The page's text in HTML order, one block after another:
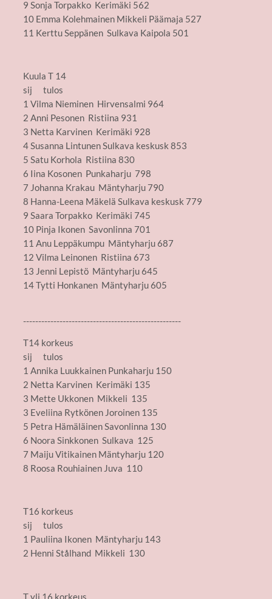
9 Sonja Torpakko Kerimäki 562
10 Emma Kolehmainen Mikkeli Päämaja 527
11 Kerttu Seppänen Sulkava Kaipola 501
Kuula T 14
sij tulos
1 Vilma Nieminen Hirvensalmi 964
2 Anni Pesonen Ristiina 931
3 Netta Karvinen Kerimäki 928
4 Susanna Lintunen Sulkava keskusk 853
5 Satu Korhola Ristiina 830
6 Iina Kosonen Punkaharju 798
7 Johanna Krakau Mäntyharju 790
8 Hanna-Leena Mäkelä Sulkava keskusk 779
9 Saara Torpakko Kerimäki 745
10 Pinja Ikonen Savonlinna 701
11 Anu Leppäkumpu Mäntyharju 687
12 Vilma Leinonen Ristiina 673
13 Jenni Lepistö Mäntyharju 645
14 Tytti Honkanen Mäntyharju 605
----------------------------------------------------
T14 korkeus
sij tulos
1 Annika Luukkainen Punkaharju 150
2 Netta Karvinen Kerimäki 135
3 Mette Ukkonen Mikkeli 135
3 Eveliina Rytkönen Joroinen 135
5 Petra Hämäläinen Savonlinna 130
6 Noora Sinkkonen Sulkava 125
7 Maiju Vitikainen Mäntyharju 120
8 Roosa Rouhiainen Juva 110
T16 korkeus
sij tulos
1 Pauliina Ikonen Mäntyharju 143
2 Henni Stålhand Mikkeli 130
T yli 16 korkeus